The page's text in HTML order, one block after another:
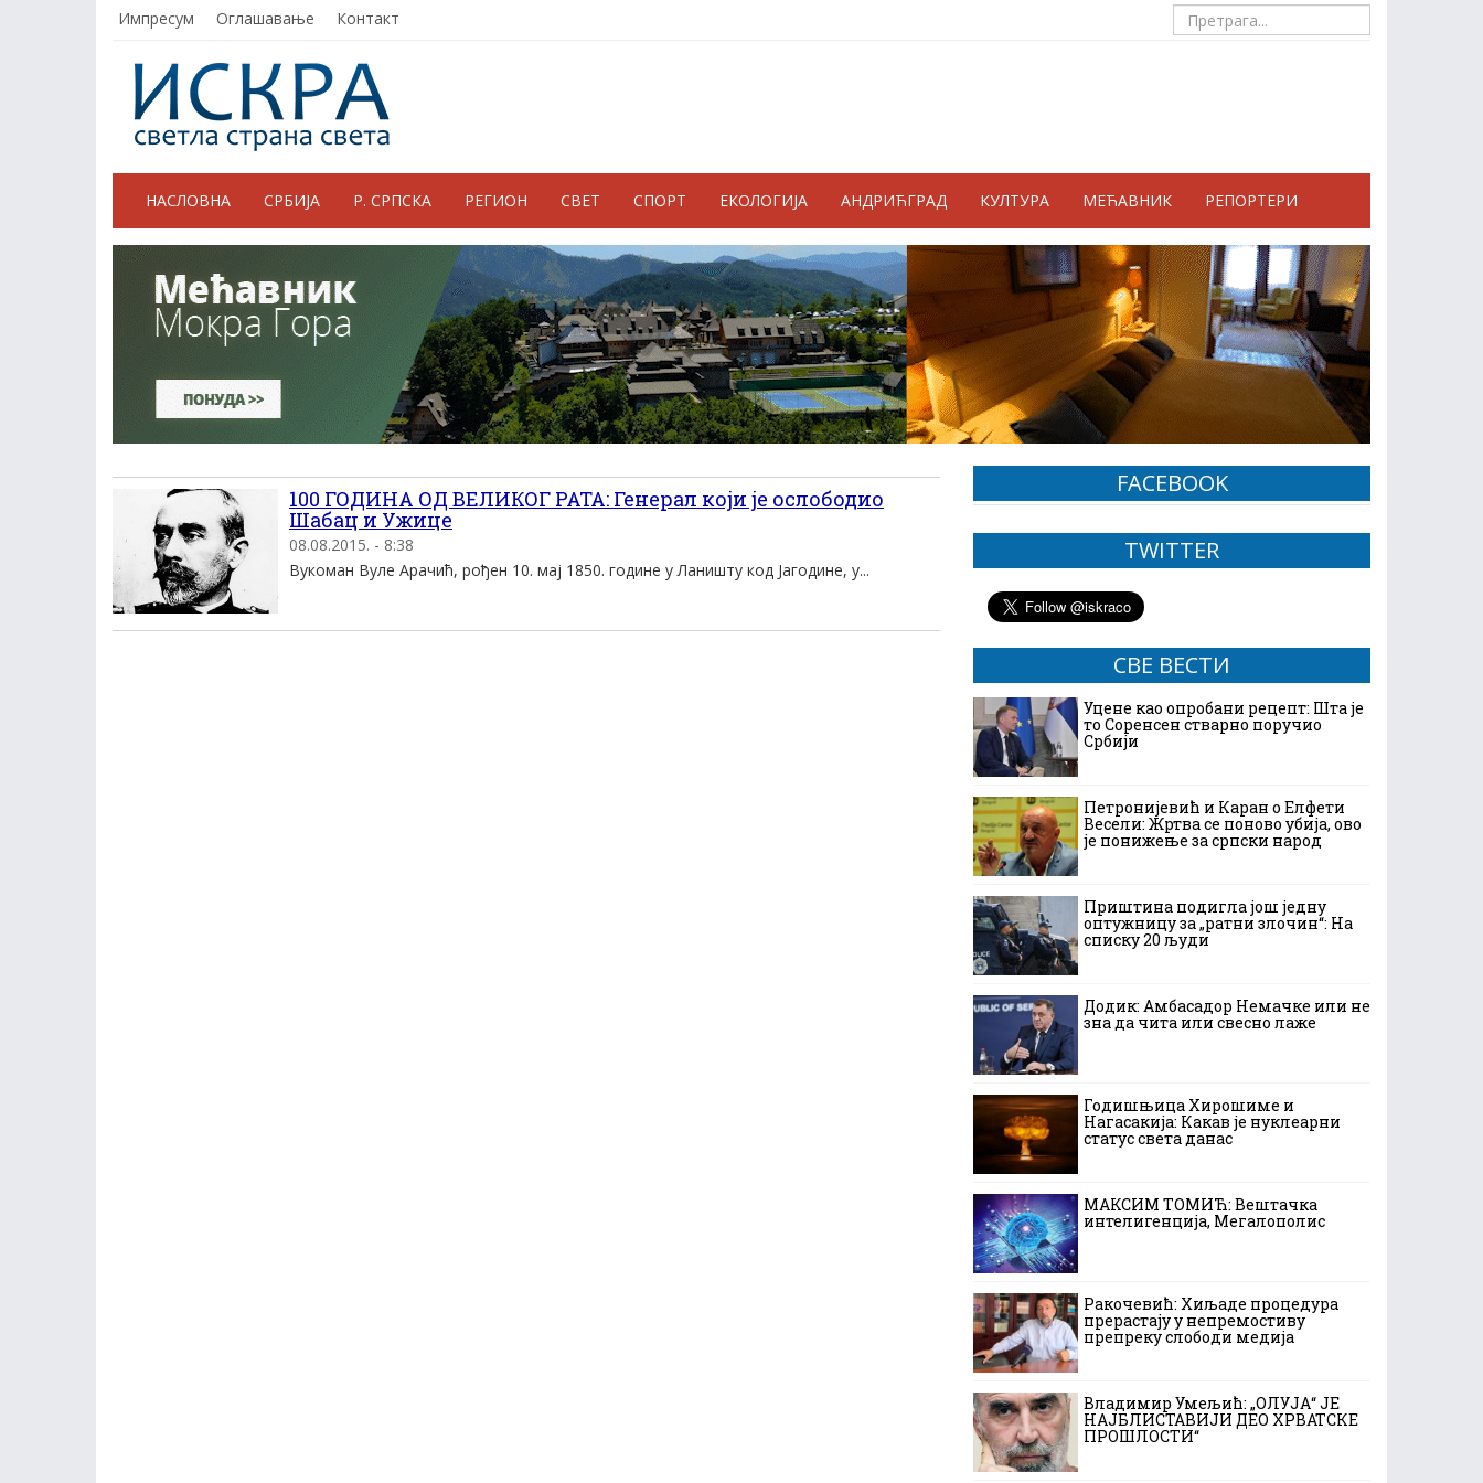
Импресум Оглашавање Контакт
НАСЛОВНА СРБИЈА Р. СРПСКА РЕГИОН СВЕТ СПОРТ ЕКОЛОГИЈА АНДРИЋГРАД КУЛТУРА МЕЋАВНИК РЕПОРТЕРИ
100 ГОДИНА ОД ВЕЛИКОГ РАТА: Генерал који је ослободио
Шабац и Ужице
08.08.2015. - 8:38
Вукоман Вуле Арачић, рођен 10. мај 1850. године у Ланишту код Јагодине, у...
FACEBOOK
TWITTER
СВЕ ВЕСТИ
Уцене као опробани рецепт: Шта је
то Соренсен стварно поручио
Србији
Петронијевић и Каран о Елфети
Весели: Жртва се поново убија, ово
је понижење за српски народ
Приштина подигла још једну
оптужницу за „ратни злочин“: На
списку 20 људи
Додик: Амбасадор Немачке или не
зна да чита или свесно лаже
Годишњица Хирошиме и
Нагасакија: Какав је нуклеарни
статус света данас
МАКСИМ ТОМИЋ: Вештачка
интелигенција, Мегалополис
Ракочевић: Хиљаде процедура
прерастају у непремостиву
препреку слободи медија
Владимир Умељић: „ОЛУЈА“ ЈЕ
НАЈБЛИСТАВИЈИ ДЕО ХРВАТСКЕ
ПРОШЛОСТИ“